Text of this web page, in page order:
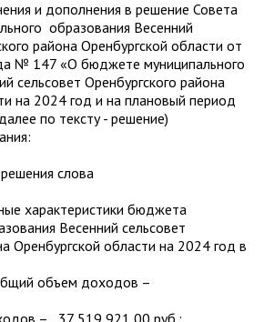
и дополнения в решение Совета
образования Весенний
района Оренбургской области от
№ 147 «О бюджете муниципального
сельсовет Оренбургского района
на 2024 год и на плановый период
по тексту - решение)
слова
характеристики бюджета
Весенний сельсовет
Оренбургской области на 2024 год в
объем доходов –
– 37 519 921,00 руб.;